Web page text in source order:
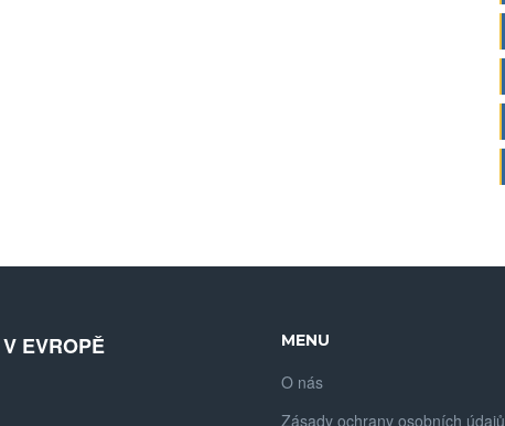
EVROPĚ MENU
O nás
Zásady ochrany osobních údajů